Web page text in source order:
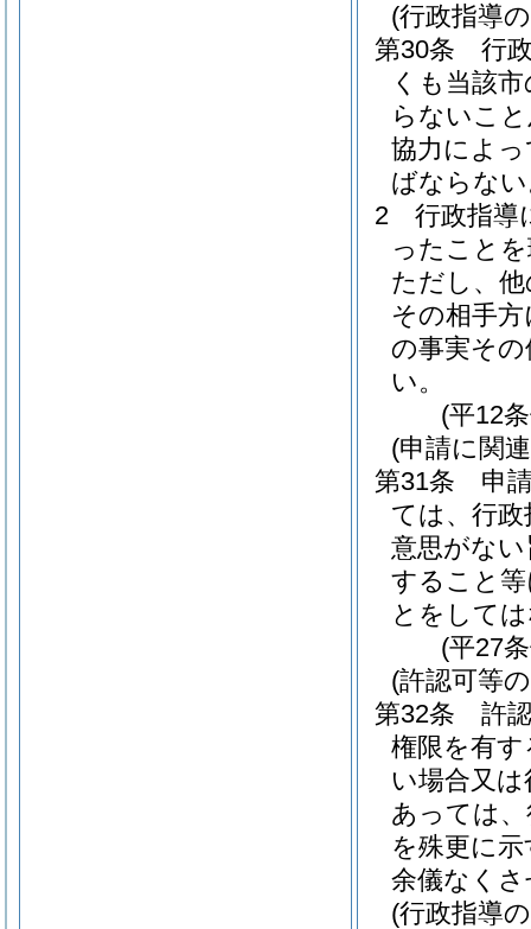
(行政指導
第30条
行
くも当該
らないこ
協力によ
ばならな
2
行政指導
ったこと
ただし、
その相手
の事実そ
い。
(平12
(申請に関
第31条
申
ては、行
意思がな
すること
とをして
(平27
(許認可等
第32条
許
権限を有
い場合又
あっては
を殊更に
余儀なく
(行政指導